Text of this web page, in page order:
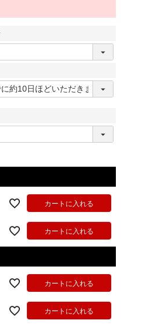
カートに入れる
カートに入れる
カートに入れる
カートに入れる